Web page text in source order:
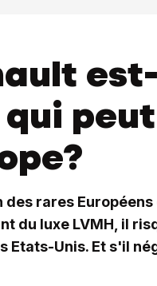
peut
rares
du luxe LVMH, il
Etats-Unis. Et s'il